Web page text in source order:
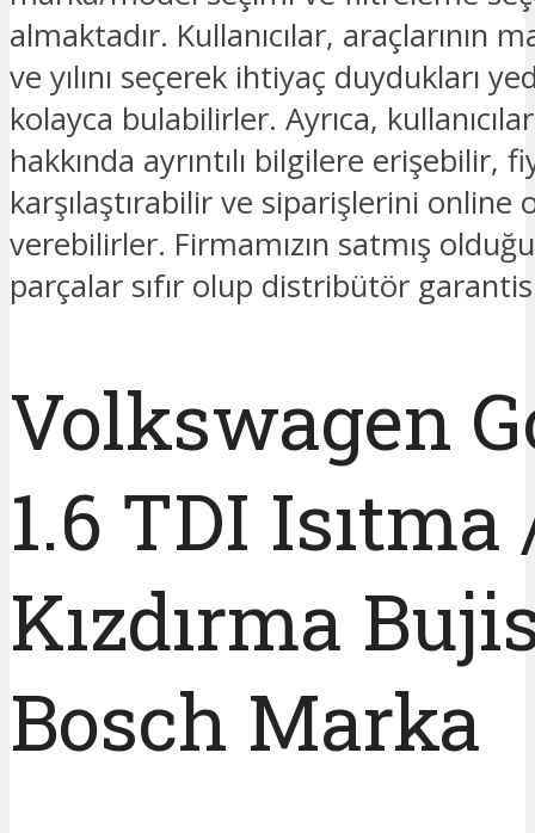
almaktadır. Kullanıcılar, araçlarının
ve yılını seçerek ihtiyaç duydukları
kolayca bulabilirler. Ayrıca,
hakkında ayrıntılı bilgilere erişebilir,
karşılaştırabilir ve siparişlerini online
verebilirler. Firmamızın satmış
parçalar sıfır olup distribütör
Volkswagen
1.6 TDI Isıtma
Kızdırma
Bosch Marka